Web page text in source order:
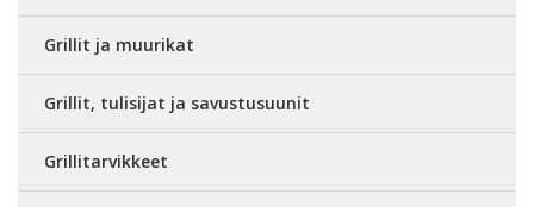
Grillit ja muurikat
Grillit, tulisijat ja savustusuunit
Grillitarvikkeet